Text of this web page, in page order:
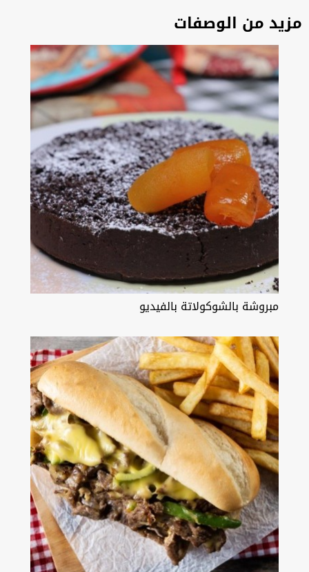
مزيد من الوصفات
مبروشة بالشوكولاتة بالفيديو